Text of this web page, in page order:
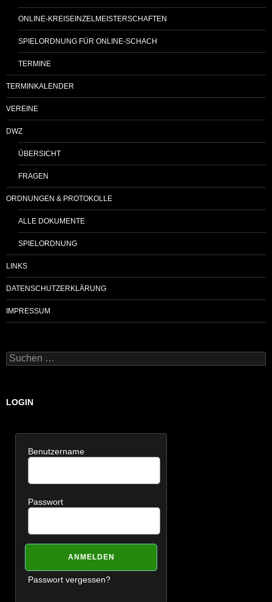
ONLINE-KREISEINZELMEISTERSCHAFTEN
SPIELORDNUNG FÜR ONLINE-SCHACH
TERMINE
TERMINKALENDER
VEREINE
DWZ
ÜBERSICHT
FRAGEN
ORDNUNGEN & PROTOKOLLE
ALLE DOKUMENTE
SPIELORDNUNG
LINKS
DATENSCHUTZERKLÄRUNG
IMPRESSUM
Suchen
nach:
LOGIN
Benutzername
Passwort
Passwort vergessen?